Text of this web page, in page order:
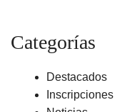
Categorías
Destacados
Inscripciones